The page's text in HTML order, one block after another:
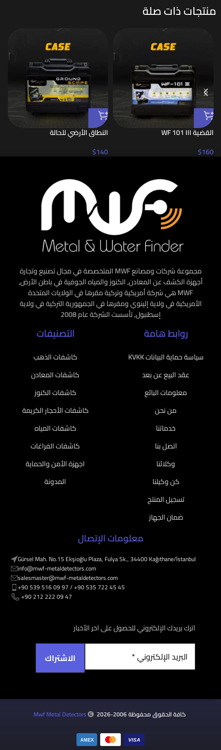
منتجات ذات صلة
القضية WF 101 III
$160
النطاق الأرضي للحالة
$140
مجموعة شركات ومصانع MWF المتخصصة في مجال تصنيع وتجارة
أجهزة الكشف عن المعادن, الكنوز والمياه الجوفية في باطن الأرض,
MWF هي شركة أمريكية وتركية مقرها في الولايات المتحدة
الأمريكية في ولاية إلينوي ومقرها في الجمهورية التركية في ولاية
إسطنبول, تأسست الشركة عام 2008
روابط هامة
سياسة حماية البيانات KVKK
عقد البيع عن بعد
معلومات البائع
من نحن
خدماتنا
اتصل بنا
وكلائنا
كن وكيلنا
تسجيل المنتج
ضمان الجهاز
التصنيفات
كاشفات الذهب
كاشفات المعادن
كاشفات الكنوز
كاشفات الأحجار الكريمة
كاشفات المياه
كاشفات الفراغات
اجهزة الأمن والحماية
المدونة
معلومات الإتصال
Gürsel Mah. No.15 Ekşioğlu Plaza, Fulya Sk., 34400 Kağıthane/İstanbul
info@mwf-metaldetectors.com
salesmaster@mwf-metaldetectors.com
+90 539 516 09 97 / ‎‪+90 535 722 45 45
‎‪ +90 212 222 09 47
اترك بريدك الإلكتروني للحصول على اخر الأخبار
كافة الحقوق محفوظة 2006-2026 Mwf Metal Detectors
VISA
AMEX